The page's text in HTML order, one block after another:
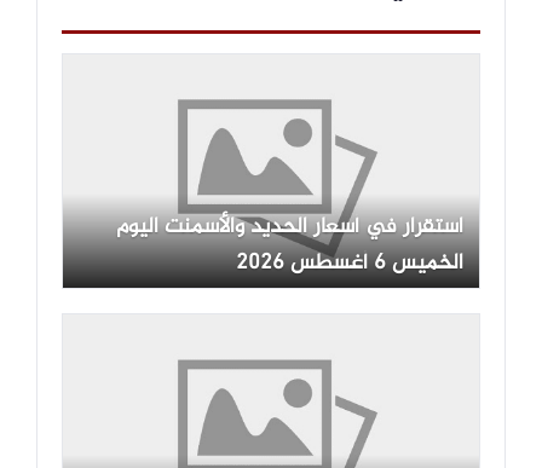
استقرار في أسعار الحديد والأسمنت اليوم
الخميس 6 أغسطس 2026